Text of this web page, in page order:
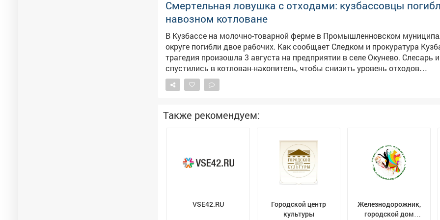
несовершеннолетних, выражавшихся нецензурно, поставлены на
профилактический учёт в полиции. Родителям напомнили об уголовной
ответственности за вовлечение детей в опасные действия.
Смертельная ловушка с отходами: кузбассовцы
навозном котловане
В Кузбассе на молочно-товарной ферме в Промышленновском
округе погибли двое рабочих. Как сообщает Следком и прокуратура Кузбасса,
трагедия произошла 3 августа на предприятии в селе Окунево. Слесарь
спустились в котлован-накопитель, чтобы снизить уровень отходов
животноводства. Без средств индивидуальной защиты они потеряли
скончались на месте от асфиксии из-за недостатка кислорода. Прокуратура
Следственный комитет возбудил уголовное дело по статье о нарушении
требований охраны труда, повлёкшем смерть двух лиц. Назначен
Также рекомендуем:
VSE42.RU
Городской центр
культуры
Железнодорожник,
городской дом